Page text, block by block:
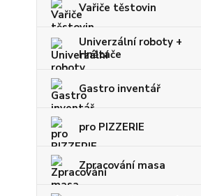
Vařiče těstovin
Univerzální roboty +
Hnětače
Gastro inventář
pro PIZZERIE
Zpracování masa